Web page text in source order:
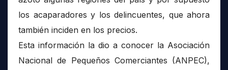
los acaparadores y los delincuentes, que ahora
también inciden en los precios.
Esta información la dio a conocer la Asociación
Nacional de Pequeños Comerciantes (ANPEC),